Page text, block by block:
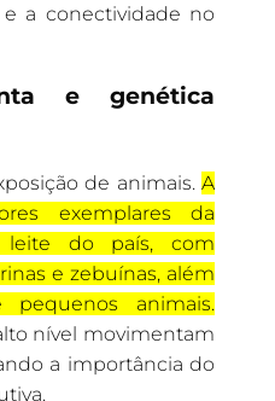
a conectividade no
e genética
de animais. A
exemplares da
do país, com
e zebuínas, além
animais.
nível movimentam
a importância do